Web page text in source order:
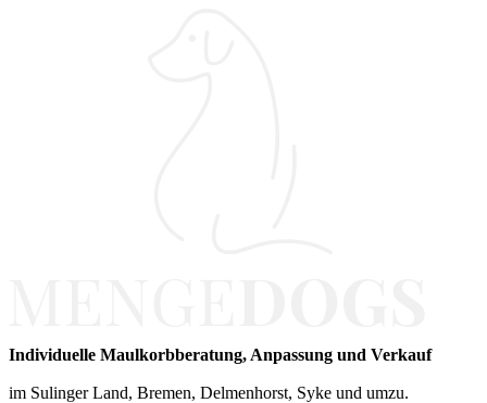
Individuelle Maulkorbberatung, Anpassung und Verkauf
im Sulinger Land, Bremen, Delmenhorst, Syke und umzu.